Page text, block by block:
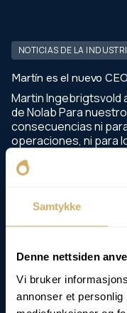
Samtykke
Denne nettsiden
Vi bruker
annonser et
NOTICIAS DE LA
Martín es el nuevo
Martin Ingebrigtsvold
de Nolab Para
consecuencias ni
operaciones, ni para